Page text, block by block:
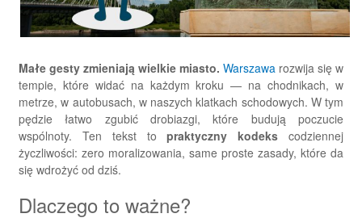
Małe gesty zmieniają wielkie miasto. Warszawa rozwija się w
tempie, które widać na każdym kroku — na chodnikach, w
metrze, w autobusach, w naszych klatkach schodowych. W tym
pędzie łatwo zgubić drobiazgi, które budują poczucie
wspólnoty. Ten tekst topraktyczny kodeks codziennej
życzliwości: zero moralizowania, same proste zasady, które da
się wdrożyć od dziś.
Dlaczego to ważne?